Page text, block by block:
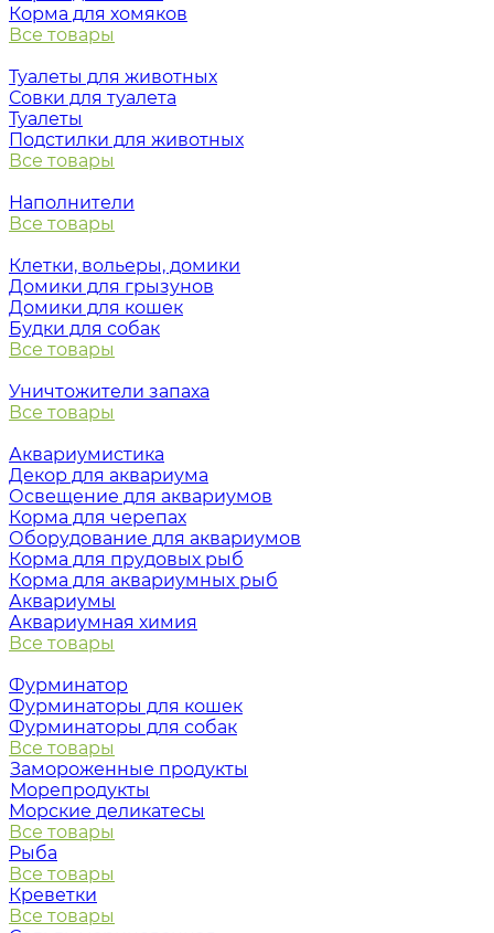
Корма для хомяков
Все товары
Туалеты для животных
Совки для туалета
Туалеты
Подстилки для животных
Все товары
Наполнители
Все товары
Клетки, вольеры, домики
Домики для грызунов
Домики для кошек
Будки для собак
Все товары
Уничтожители запаха
Все товары
Аквариумистика
Декор для аквариума
Освещение для аквариумов
Корма для черепах
Оборудование для аквариумов
Корма для прудовых рыб
Корма для аквариумных рыб
Аквариумы
Аквариумная химия
Все товары
Фурминатор
Фурминаторы для кошек
Фурминаторы для собак
Все товары
Замороженные продукты
Морепродукты
Морские деликатесы
Все товары
Рыба
Все товары
Креветки
Все товары